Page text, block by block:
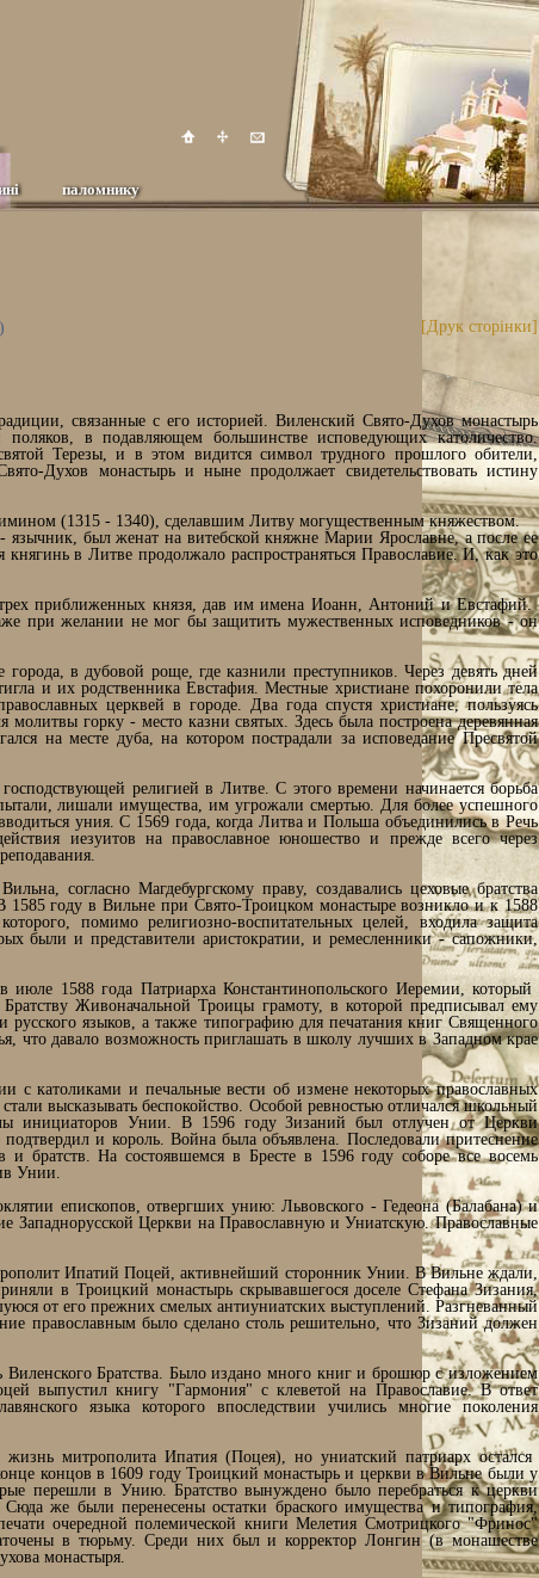
паломнику
[Друк сторінки]
связанные с его историей. Виленский Свято-Духов монастырь
в подавляющем большинстве исповедующих католичество.
Терезы, и в этом видится символ трудного прошлого обители,
Духов монастырь и ныне продолжает свидетельствовать истину
(1315 - 1340), сделавшим Литву могущественным княжеством.
был женат на витебской княжне Марии Ярославне, а после ее
в Литве продолжало распространяться Православие. И, как это
приближенных князя, дав им имена Иоанн, Антоний и Евстафий.
при желании не мог бы защитить мужественных исповедников - он
в дубовой роще, где казнили преступников. Через девять дней
и их родственника Евстафия. Местные христиане похоронили тела
церквей в городе. Два года спустя христиане, пользуясь
горку - место казни святых. Здесь была построена деревянная
на месте дуба, на котором пострадали за исповедание Пресвятой
религией в Литве. С этого времени начинается борьба
лишали имущества, им угрожали смертью. Для более успешного
уния. С 1569 года, когда Литва и Польша объединились в Речь
иезуитов на православное юношество и прежде всего через
согласно Магдебургскому праву, создавались цеховые братства
году в Вильне при Свято-Троицком монастыре возникло и к 1588
помимо религиозно-воспитательных целей, входила защита
были и представители аристократии, и ремесленники - сапожники,
1588 года Патриарха Константинопольского Иеремии, который
Живоначальной Троицы грамоту, в которой предписывал ему
русского языков, а также типографию для печатания книг Священного
что давало возможность приглашать в школу лучших в Западном крае
с католиками и печальные вести об измене некоторых православных
высказывать беспокойство. Особой ревностью отличался школьный
инициаторов Унии. В 1596 году Зизаний был отлучен от Церкви
и король. Война была объявлена. Последовали притеснение
братств. На состоявшемся в Бресте в 1596 году соборе все восемь
Унии.
епископов, отвергших унию: Львовского - Гедеона (Балабана) и
Западнорусской Церкви на Православную и Униатскую. Православные
Ипатий Поцей, активнейший сторонник Унии. В Вильне ждали,
в Троицкий монастырь скрывавшегося доселе Стефана Зизания,
от его прежних смелых антиуниатских выступлений. Разгневанный
православным было сделано столь решительно, что Зизаний должен
Виленского Братства. Было издано много книг и брошюр с изложением
выпустил книгу "Гармония" с клеветой на Православие. В ответ
языка которого впоследствии учились многие поколения
митрополита Ипатия (Поцея), но униатский патриарх остался
концов в 1609 году Троицкий монастырь и церкви в Вильне были у
перешли в Унию. Братство вынуждено было перебраться к церкви
же были перенесены остатки браского имущества и типография,
очередной полемической книги Мелетия Смотрицкого "Фринос"
в тюрьму. Среди них был и корректор Лонгин (в монашестве
монастыря.